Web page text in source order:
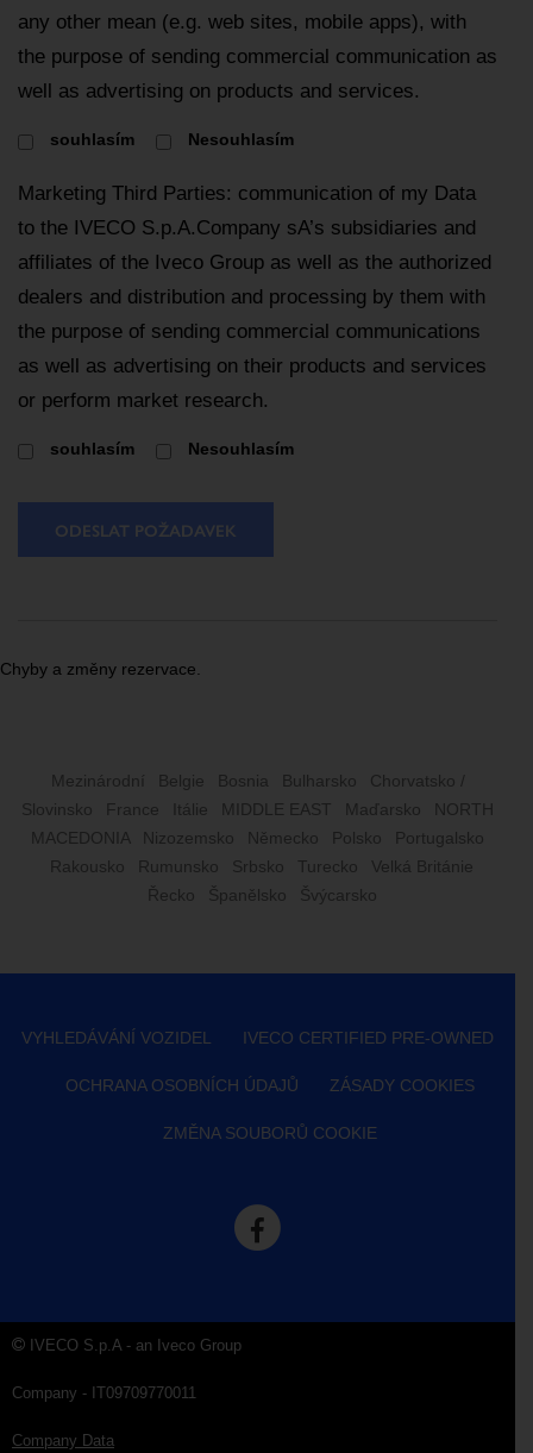
any other mean (e.g. web sites, mobile apps), with
the purpose of sending commercial communication as
well as advertising on products and services.
souhlasím Nesouhlasím
Marketing Third Parties: communication of my Data
to the IVECO S.p.A.Company sA’s subsidiaries and
affiliates of the Iveco Group as well as the authorized
dealers and distribution and processing by them with
the purpose of sending commercial communications
as well as advertising on their products and services
or perform market research.
souhlasím Nesouhlasím
ODESLAT POŽADAVEK
Chyby a změny rezervace.
Mezinárodní Belgie Bosnia Bulharsko
Chorvatsko /
Slovinsko
France Itálie MIDDLE EAST Maďarsko
NORTH
MACEDONIA
Nizozemsko Německo Polsko
Portugalsko
Rakousko
Rumunsko Srbsko Turecko
Velká Británie
Řecko
Španělsko Švýcarsko
VYHLEDÁVÁNÍ VOZIDEL IVECO CERTIFIED PRE-OWNED
OCHRANA OSOBNÍCH ÚDAJŮ ZÁSADY COOKIES
ZMĚNA SOUBORŮ COOKIE
IVECO S.p.A - an Iveco Group
Company - IT09709770011
Company Data